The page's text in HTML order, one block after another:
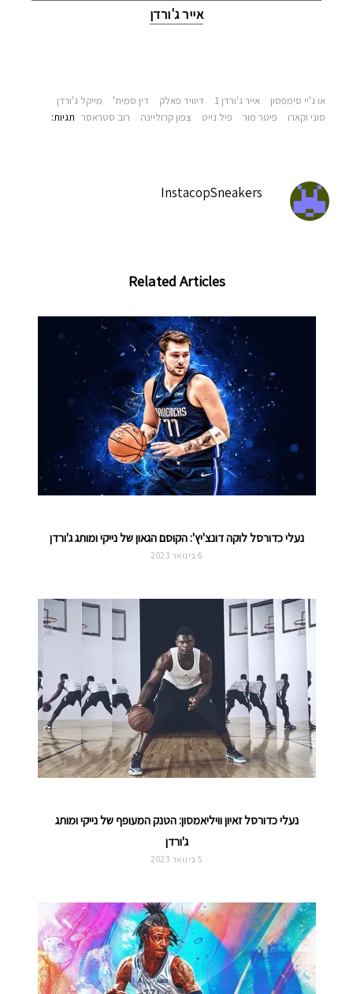
אייר ג'ורדן
או ג'יי סימפסון אייר ג'ורדן 1 דיוויד פאלק דין סמית'
מייקל ג'ורדן
סוני וקארו
פיטר מור פיל נייט צפון קרוליינה רוב סטראסר תגיות‫:
InstacopSneakers
Related Articles
נעלי כדורסל לוקה דונצ'יץ': הקוסם הגאון של נייקי ומותג ג'ורדן
6 בינואר 2023
נעלי כדורסל זאיון וויליאמסון: הטנק המעופף של נייקי ומותג
ג'ורדן
5 בינואר 2023